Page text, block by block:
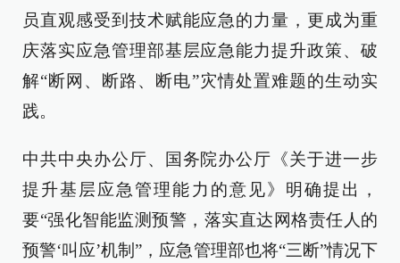
员直观感受到技术赋能应急的力量，更成为重
庆落实应急管理部基层应急能力提升政策、破
解“断网、断路、断电”灾情处置难题的生动实
践。
中共中央办公厅、国务院办公厅《关于进一步
提升基层应急管理能力的意见》明确提出，
要“强化智能监测预警，落实直达网格责任人的
预警‘叫应’机制”，应急管理部也将“三断”情况下